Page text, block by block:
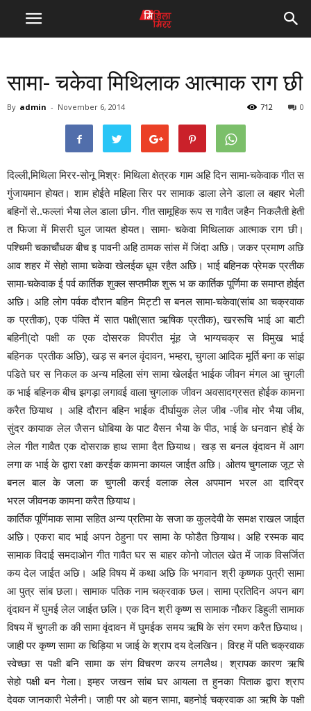
सामा- चकेवा मिथिलाक आत्माक राग छी
By admin - November 6, 2014 0
712
दिल्ली,मिथिला मिरर-सोनू मिश्रः मिथिला क्षेत्रक गाम अहि दिन सामा-चकेवाक गीत स
गुंजायमान होयत। शाम होईते महिला सिर पर सामाक डाला लेने डाला ल बहार भेली
बहिनों से..फल्लां भैया लेल डाला छीन. गीत सामूहिक रूप स गावैत जहैन निकलैती हेती
त फिजा में मिसरी घुल जायत होयत। सामा- चकेवा मिथिलाक आत्माक राग छी।
पश्चिमी चकाचौंधक बीच इ पावनी अहि ठामक सांस में जिंदा अछि। जकर प्रमाण अछि
आव शहर में सेहो सामा चकेवा खेलईक धूम रहैत अछि। भाई बहिनक प्रेमक प्रतीक
सामा-चकेवाक ई पर्व कार्तिक शुक्ल सप्तमीक शुरू भ क कार्तिक पूर्णिमा क समाप्त होईत
अछि। अहि लोग पर्वक दौरान बहिन मिट्टी स बनल सामा-चकेवा(सांब आ चक्रवाक
क प्रतीक), एक पंक्ति में सात पक्षी(सात ऋषिक प्रतीक), खररूचि भाई आ बाटी
बहिनी(दो पक्षी क एक दोसरक विपरीत मूंह जे भाग्यचक्र स विमुख भाई
बहिनक प्रतीक अछि), खड़ स बनल वृंदावन, भम्हरा, चुगला आदिक मूर्ति बना क सांझ
पडिते घर स निकल क अन्य महिला संग सामा खेलईत भाईक जीवन मंगल आ चुगली
क भाई बहिनक बीच झगड़ा लगावई वाला चुगलाक जीवन अवसादग्रसत होईक कामना
करैत छियाथ । अहि दौरान बहिन भाईक दीर्घायुक लेल जीब -जीब मोर भैया जीब,
सुंदर कायाक लेल जैसन धोबिया के पाट वैसन भैया के पीठ, भाई के धनवान होई के
लेल गीत गावैत एक दोसराक हाथ सामा दैत छियाथ। खड़ स बनल वृंदावन में आग
लगा क भाई के द्वारा रक्षा करईक कामना कायल जाईत अछि। ओतय चुगलाक जूट से
बनल बाल के जला क चुगली करई वलाक लेल अपमान भरल आ दारिद्र
भरल जीवनक कामना करैत छियाथ।
कार्तिक पूर्णिमाक सामा सहित अन्य प्रतिमा के सजा क कुलदेवी के समक्ष राखल जाईत
अछि। एकरा बाद भाई अपन ठेहुना पर सामा के फोडैत छियाथ। अहि रस्मक बाद
सामाक विदाई समदाओन गीत गावैत घर स बाहर कोनो जोतल खेत में जाक विसर्जित
कय देल जाईत अछि। अहि विषय में कथा अछि कि भगवान श्री कृष्णक पुत्री सामा
आ पुत्र सांब छला। सामाक पतिक नाम चक्रवाक छल। सामा प्रतिदिन अपन बाग
वृंदावन में घुमई लेल जाईत छलि। एक दिन श्री कृष्ण स सामाक नौकर डिहुली सामाक
विषय में चुगली क की सामा वृंदावन में घुमईक समय ऋषि के संग रमण करैत छियाथ।
जाही पर कृष्ण सामा क चिड़िया भ जाई के श्राप दय देलखिन। विरह में पति चक्रवाक
स्वेच्छा स पक्षी बनि सामा क संग विचरण करय लगलैथ। श्रापक कारण ऋषि
सेहो पक्षी बन गेला। इम्हर जखन सांब घर आयला त हुनका पिताक द्वारा श्राप
देवक जानकारी भेलैनी। जाही पर ओ बहन सामा, बहनोई चक्रवाक आ ऋषि के पक्षी